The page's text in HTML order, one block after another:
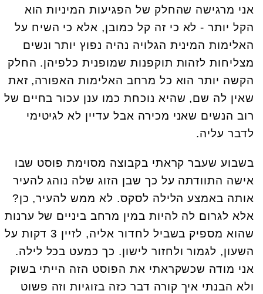
אני מרגישה שהחלק של הפגיעות המיניות הוא
הקל יותר - לא כי זה קל כמובן, אלא כי השיח על
האלימות המינית הגלויה נהיה נפוץ יותר ונשים
מצליחות לזהות תוקפנות שמופנית כלפיהן. החלק
הקשה יותר הוא כל מרחב האלימות האפורה, זאת
שאין לה שם, שהיא נוכחת כמו ענן עכור בחיים של
רוב הנשים שאני מכירה אבל עדיין לא לגיטימי
לדבר עליה.
בשבוע שעבר קראתי בקבוצה מסוימת פוסט שבו
אישה התוודתה על כך שבן הזוג שלה נוהג להעיר
אותה באמצע הלילה לסקס. לא ממש להעיר, כן?
אלא לגרום לה להיות במין מרחב ביניים של ערנות
שהוא מספיק בשביל לחדור אליה, לזיין 3 דקות על
השעון, לגמור ולחזור לישון. כך כמעט בכל לילה.
אני מודה שכשקראתי את הפוסט הזה הייתי בשוק
ולא הבנתי איך קורה דבר כזה בזוגיות וזה פשוט